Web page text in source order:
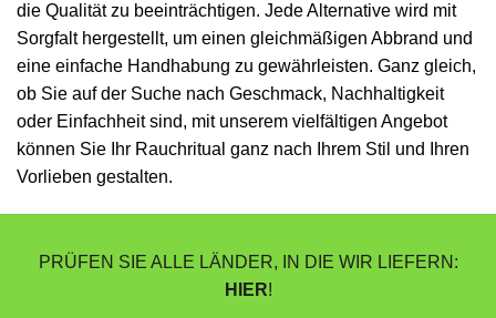
die Qualität zu beeinträchtigen. Jede Alternative wird mit
Sorgfalt hergestellt, um einen gleichmäßigen Abbrand und
eine einfache Handhabung zu gewährleisten. Ganz gleich,
ob Sie auf der Suche nach Geschmack, Nachhaltigkeit
oder Einfachheit sind, mit unserem vielfältigen Angebot
können Sie Ihr Rauchritual ganz nach Ihrem Stil und Ihren
Vorlieben gestalten.
PRÜFEN SIE ALLE LÄNDER, IN DIE WIR LIEFERN:
HIER!